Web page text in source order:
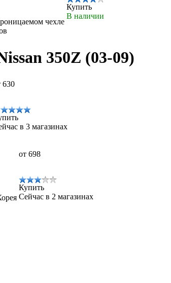
чехле
Купить
В наличии
350Z (03-09)
630
в 3 магазинах
от 698
Купить
Сейчас в 2 магазинах